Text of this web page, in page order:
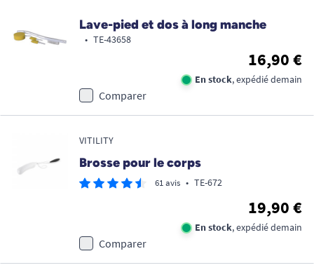
Lave-pied et dos à long manche
• TE-43658
16,90 €
En stock, expédié demain
Comparer
VITILITY
Brosse pour le corps
61 avis • TE-672
19,90 €
En stock, expédié demain
Comparer